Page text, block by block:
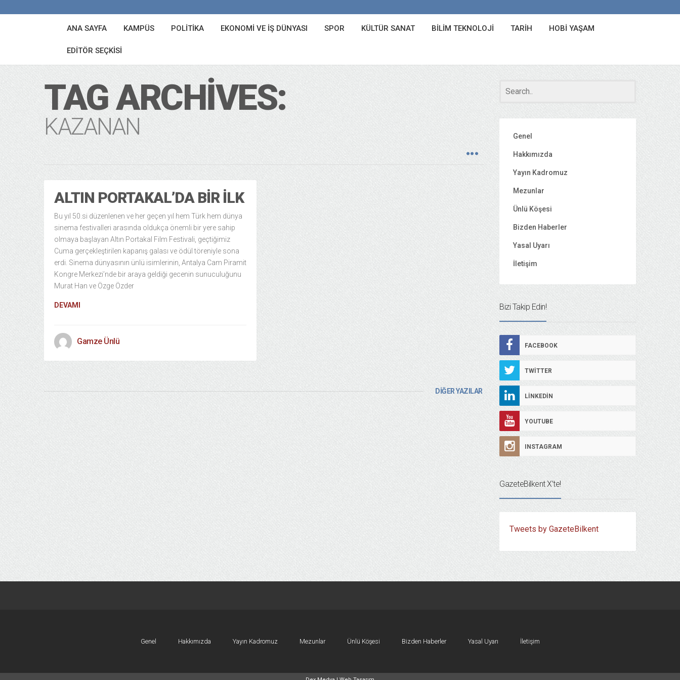
ANA SAYFA KAMPÜS POLITIKA EKONOMI VE İŞ DÜNYASI SPOR KÜLTÜR SANAT BILIM TEKNOLOJI TARIH HOBI YAŞAM
EDITÖR SEÇKISI
TAG ARCHIVES:
KAZANAN
ALTIN PORTAKAL’DA BIR İLK
Bu yıl 50.si düzenlenen ve her geçen yıl hem Türk hem dünya
sinema festivalleri arasında oldukça önemli bir yere sahip
olmaya başlayan Altın Portakal Film Festivali, geçtiğimiz
Cuma gerçekleştirilen kapanış galası ve ödül töreniyle sona
erdi. Sinema dünyasının ünlü isimlerinin, Antalya Cam Piramit
Kongre Merkezi’nde bir araya geldiği gecenin sunuculuğunu
Murat Han ve Özge Özder
DEVAMI
Gamze Ünlü
DİĞER YAZILAR
Genel
Hakkımızda
Yayın Kadromuz
Mezunlar
Ünlü Köşesi
Bizden Haberler
Yasal Uyarı
İletişim
Bizi Takip Edin!
FACEBOOK
TWITTER
LINKEDIN
YOUTUBE
INSTAGRAM
GazeteBilkent X’te!
Tweets by GazeteBilkent
Genel Hakkımızda Yayın Kadromuz Mezunlar Ünlü Köşesi Bizden Haberler Yasal Uyarı İletişim